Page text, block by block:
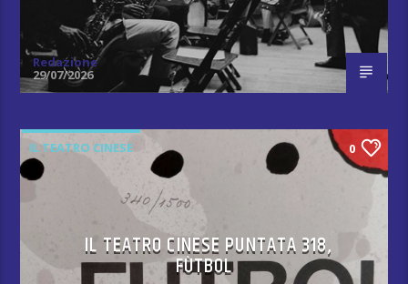
Redazione
29/07/2026
IL TEATRO CINESE 0
IL TEATRO CINESE PUNTATA 318,
FÙTBOL